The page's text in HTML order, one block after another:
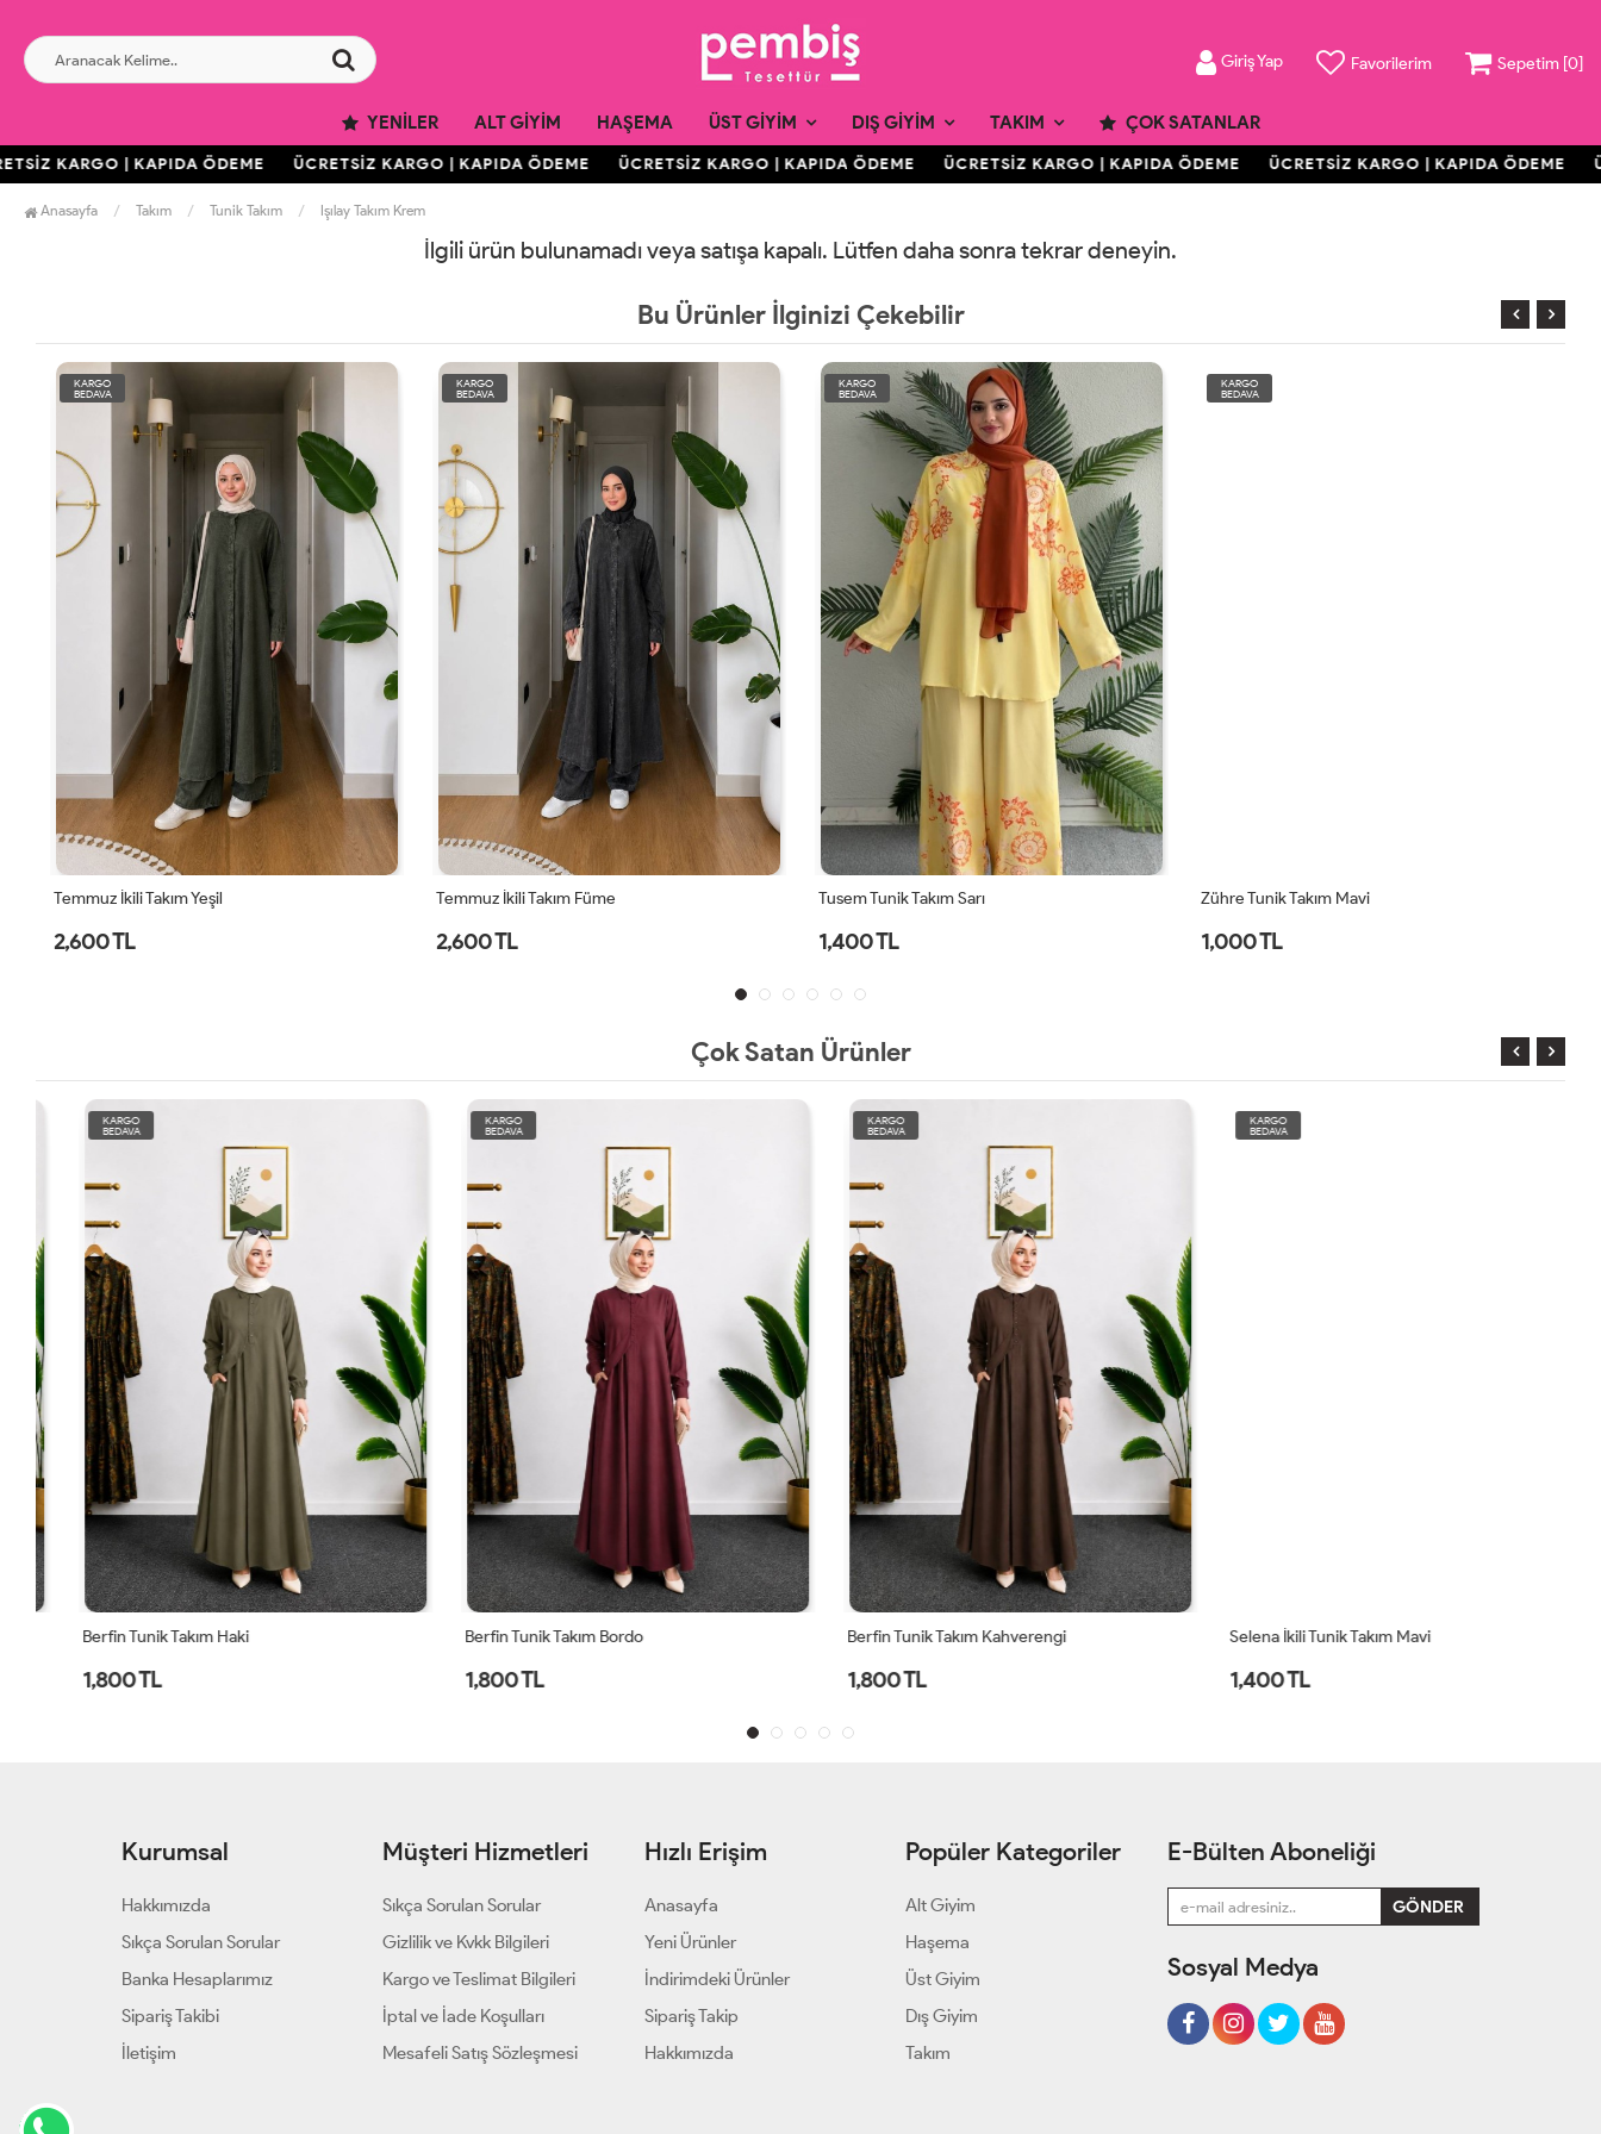
Giriş Yap Favorilerim Sepetim [0]
YENILER ALT GIYIM HAŞEMA ÜST GIYIM DIŞ GIYIM TAKIM ÇOK SATANLAR
KARGO | KAPIDA ÖDEME ÜCRETSİZ KARGO | KAPIDA ÖDEME ÜCRETSİZ KARGO | KAPIDA ÖDEME ÜCRETSİZ KARGO | KAPIDA ÖDEME ÜCRETSİZ KARGO | KAPIDA ÖDEME
Anasayfa Takım Tunik Takım Işılay Takım Krem
İlgili ürün bulunamadı veya satışa kapalı. Lütfen daha sonra tekrar deneyin.
Bu Ürünler İlginizi Çekebilir
KARGO
BEDAVA
Temmuz İkili Takım Yeşil
2,600 TL
KARGO
BEDAVA
Temmuz İkili Takım Füme
2,600 TL
KARGO
BEDAVA
Tusem Tunik Takım Sarı
1,400 TL
KARGO
BEDAVA
Zühre Tunik Takım Mavi
1,000 TL
Çok Satan Ürünler
KARGO
BEDAVA
Berfin Tunik Takım Haki
1,800 TL
KARGO
BEDAVA
Berfin Tunik Takım Bordo
1,800 TL
KARGO
BEDAVA
Berfin Tunik Takım Kahverengi
1,800 TL
KARGO
BEDAVA
Selena İkili Tunik Takım Mavi
1,400 TL
Kurumsal
Hakkımızda
Sıkça Sorulan Sorular
Banka Hesaplarımız
Sipariş Takibi
İletişim
Müşteri Hizmetleri
Sıkça Sorulan Sorular
Gizlilik ve Kvkk Bilgileri
Kargo ve Teslimat Bilgileri
İptal ve İade Koşulları
Mesafeli Satış Sözleşmesi
Hızlı Erişim
Anasayfa
Yeni Ürünler
İndirimdeki Ürünler
Sipariş Takip
Hakkımızda
Popüler Kategoriler
Alt Giyim
Haşema
Üst Giyim
Dış Giyim
Takım
E-Bülten Aboneliği
Sosyal Medya